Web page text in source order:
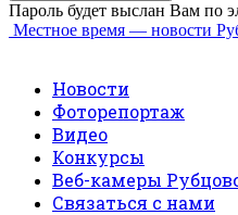
Пароль будет выслан Вам по
Местное время — новости
Новости
Фоторепортаж
Видео
Конкурсы
Веб-камеры
Связаться с нами